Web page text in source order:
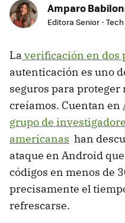
Amparo
Editora Senior - Tech
La verificación en dos
autenticación es uno
seguros para proteger
creíamos. Cuentan en
grupo de
americanas han
ataque en Android
códigos en menos de
precisamente el
refrescarse.